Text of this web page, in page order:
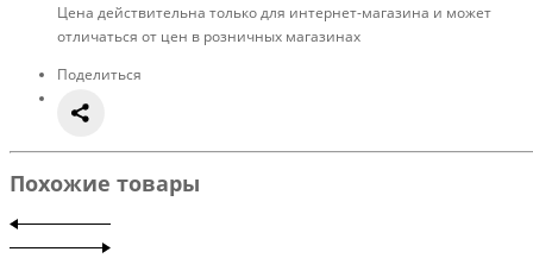
Цена действительна только для интернет-магазина и может
отличаться от цен в розничных магазинах
Поделиться
Похожие товары